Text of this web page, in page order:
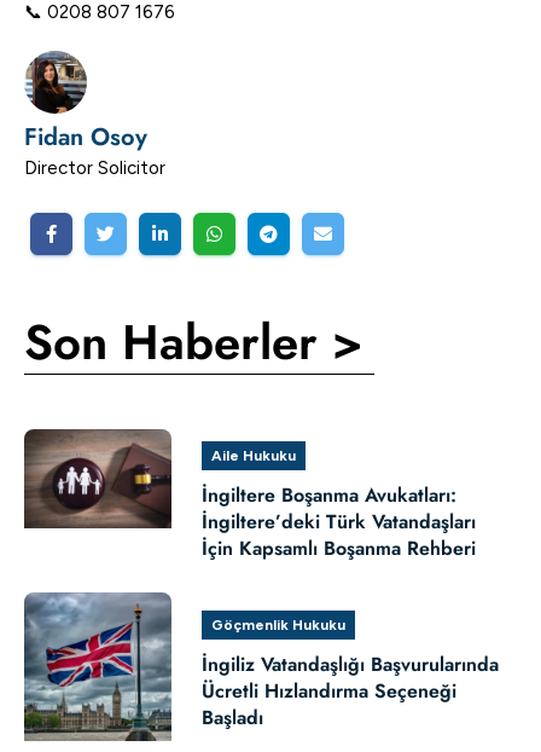
📞 0208 807 1676
Fidan Osoy
Director Solicitor
Son Haberler >
Aile Hukuku
İngiltere Boşanma Avukatları:
İngiltere’deki Türk Vatandaşları
İçin Kapsamlı Boşanma Rehberi
Göçmenlik Hukuku
İngiliz Vatandaşlığı Başvurularında
Ücretli Hızlandırma Seçeneği
Başladı